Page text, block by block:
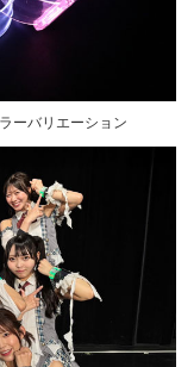
ーバリエーション